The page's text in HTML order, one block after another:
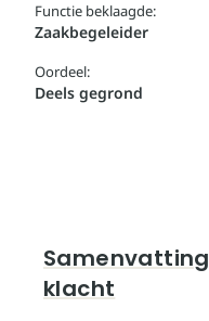
Functie beklaagde:
Zaakbegeleider
Oordeel:
Deels gegrond
Samenvatting
klacht